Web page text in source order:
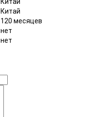
Китай
120 месяцев
нет
нет